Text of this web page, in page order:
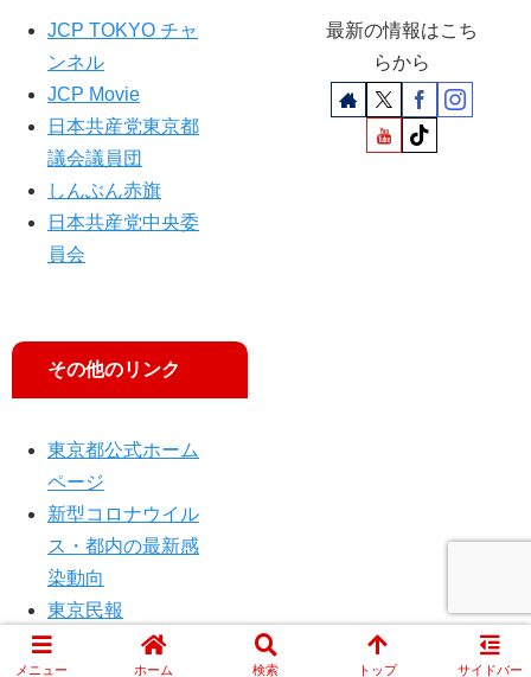
留
JCP TOKYO チャ
ンネル
JCP Movie
日本共産党東京都
議会議員団
しんぶん赤旗
日本共産党中央委
員会
その他のリンク
東京都公式ホーム
ページ
新型コロナウイル
ス・都内の最新感
染動向
東京民報
最新の情報はこち
らから
© 2014 JCP TOKYO.
メニュー ホーム 検索 トップ サイドバー